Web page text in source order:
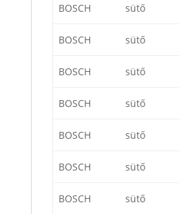
BOSCH sütő
BOSCH sütő
BOSCH sütő
BOSCH sütő
BOSCH sütő
BOSCH sütő
BOSCH sütő